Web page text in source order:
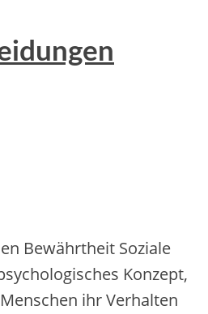
Bewährtheit Soziale
Konzept,
i‬hr Verhalten